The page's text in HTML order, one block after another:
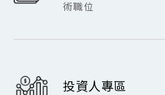
術職位
投資人專區